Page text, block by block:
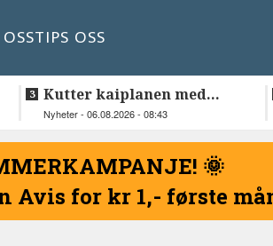
TIPS OSS
Kutter kaiplanen med
flere hundre millioner
Nyheter - 06.08.2026 - 08:43
🌞
Avis for kr 1,- første